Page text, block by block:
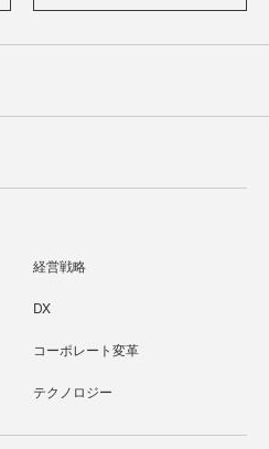
経営戦略
DX
コーポレート変革
テクノロジー